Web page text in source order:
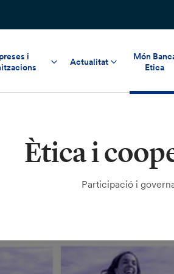
i
Actualitat
Món
Etica
Ètica i
Participació i